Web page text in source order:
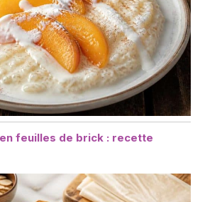
feuilles de brick : recette